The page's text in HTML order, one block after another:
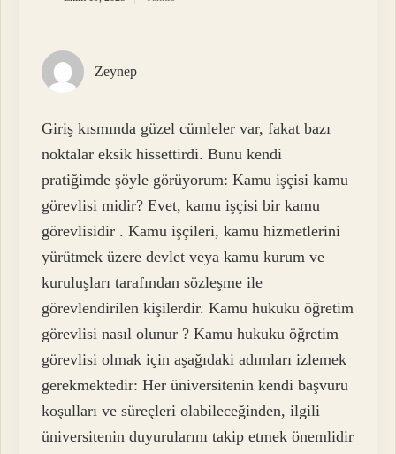
Zeynep
Giriş kısmında güzel cümleler var, fakat bazı
noktalar eksik hissettirdi. Bunu kendi
pratiğimde şöyle görüyorum: Kamu işçisi kamu
görevlisi midir? Evet, kamu işçisi bir kamu
görevlisidir . Kamu işçileri, kamu hizmetlerini
yürütmek üzere devlet veya kamu kurum ve
kuruluşları tarafından sözleşme ile
görevlendirilen kişilerdir. Kamu hukuku öğretim
görevlisi nasıl olunur ? Kamu hukuku öğretim
görevlisi olmak için aşağıdaki adımları izlemek
gerekmektedir: Her üniversitenin kendi başvuru
koşulları ve süreçleri olabileceğinden, ilgili
üniversitenin duyurularını takip etmek önemlidir